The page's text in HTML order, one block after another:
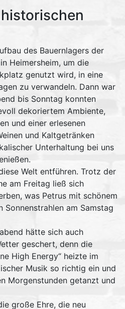
des Bauernlagers der
Heimersheim, um die
genutzt wird, in eine
zu verwandeln. Dann war
bis Sonntag konnten
dekoriertem Ambiente,
und einer erlesenen
und Kaltgetränken
Unterhaltung bei uns
Welt entführen. Trotz der
am Freitag ließ sich
was Petrus mit schönem
Sonnenstrahlen am Samstag
hätte sich auch
geschert, denn die
High Energy“ heizte im
Musik so richtig ein und
Morgenstunden getanzt und
große Ehre, die neu